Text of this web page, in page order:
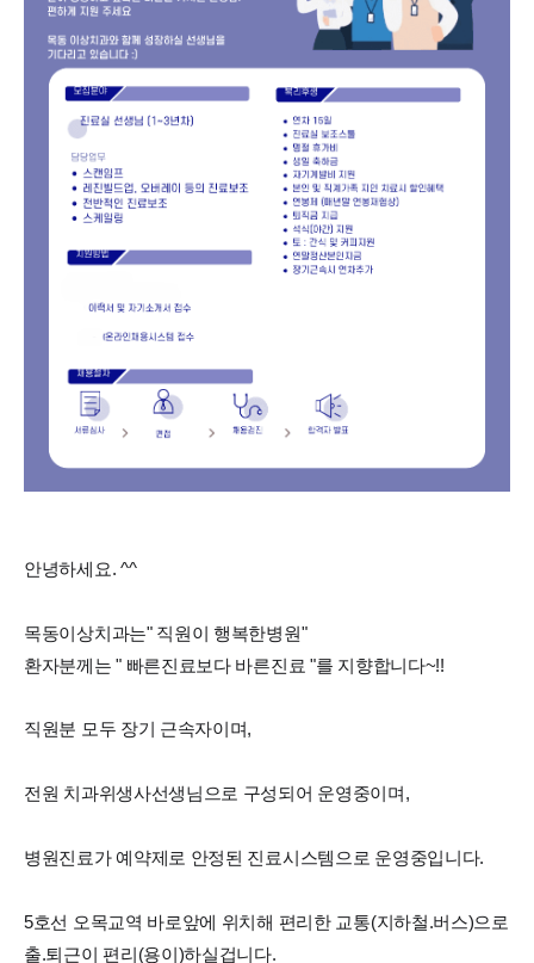
안녕하세요. ^^
목동이상치과는" 직원이 행복한병원"
환자분께는 " 빠른진료보다 바른진료 "를 지향합니다~!!
직원분 모두 장기 근속자이며,
전원 치과위생사선생님으로 구성되어 운영중이며,
병원진료가 예약제로 안정된 진료시스템으로 운영중입니다.
5호선 오목교역 바로앞에 위치해 편리한 교통(지하철.버스)으로
출.퇴근이 편리(용이)하실겁니다.